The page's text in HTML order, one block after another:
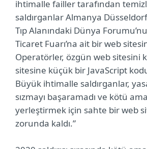
ihtimalle failler tarafından
saldırganlar Almanya
Tıp Alanındaki Dünya
Ticaret Fuarı’na ait bir web
Operatörler, özgün web sitesini
sitesine küçük bir JavaScript
Büyük ihtimalle saldırganlar,
sızmayı başaramadı ve kötü
yerleştirmek için sahte bir web
zorunda kaldı.”